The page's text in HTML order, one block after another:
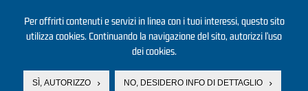
Per offrirti contenuti e servizi in linea con i tuoi interessi, questo sito
utilizza cookies. Continuando la navigazione del sito, autorizzi l’uso
dei cookies.
SÌ, AUTORIZZO NO, DESIDERO INFO DI DETTAGLIO